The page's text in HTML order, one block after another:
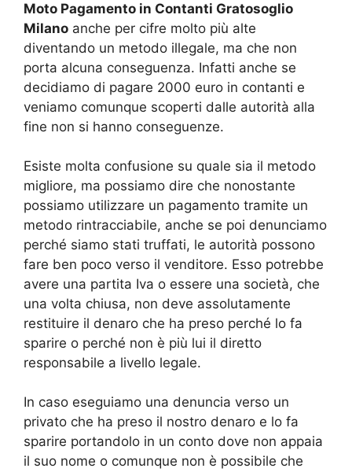
Moto Pagamento in Contanti Gratosoglio
Milano anche per cifre molto più alte
diventando un metodo illegale, ma che non
porta alcuna conseguenza. Infatti anche se
decidiamo di pagare 2000 euro in contanti e
veniamo comunque scoperti dalle autorità alla
fine non si hanno conseguenze.
Esiste molta confusione su quale sia il metodo
migliore, ma possiamo dire che nonostante
possiamo utilizzare un pagamento tramite un
metodo rintracciabile, anche se poi denunciamo
perché siamo stati truffati, le autorità possono
fare ben poco verso il venditore. Esso potrebbe
avere una partita Iva o essere una società, che
una volta chiusa, non deve assolutamente
restituire il denaro che ha preso perché lo fa
sparire o perché non è più lui il diretto
responsabile a livello legale.
In caso eseguiamo una denuncia verso un
privato che ha preso il nostro denaro e lo fa
sparire portandolo in un conto dove non appaia
il suo nome o comunque non è possibile che